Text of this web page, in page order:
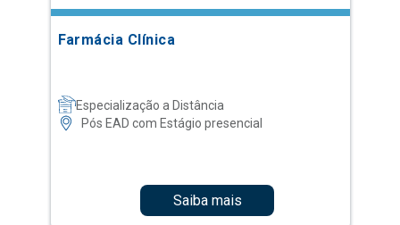
Farmácia Clínica
Especialização a Distância
Pós EAD com Estágio presencial
Saiba mais